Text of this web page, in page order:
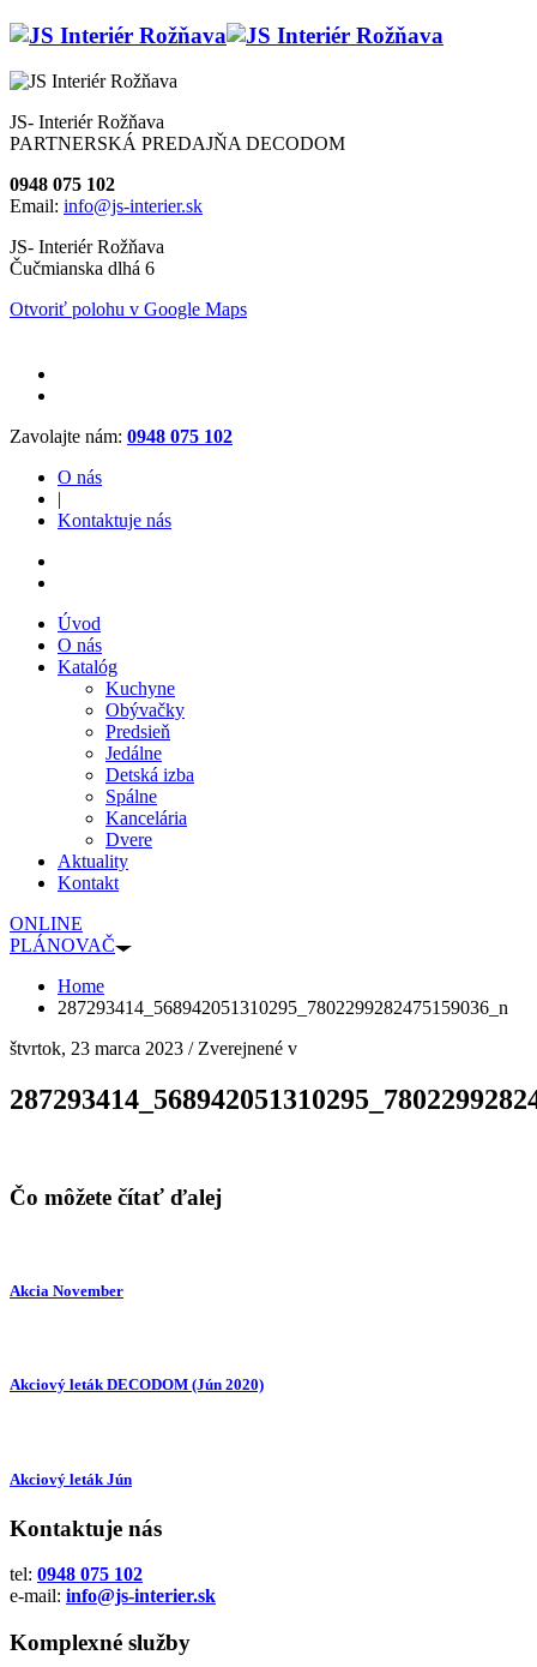
JS- Interiér Rožňava
PARTNERSKÁ PREDAJŇA DECODOM
0948 075 102
Email: info@js-interier.sk
JS- Interiér Rožňava
Čučmianska dlhá 6
Otvoriť polohu v Google Maps
Zavolajte nám: 0948 075 102
O nás
|
Kontaktuje nás
Úvod
O nás
Katalóg
Kuchyne
Obývačky
Predsieň
Jedálne
Detská izba
Spálne
Kancelária
Dvere
Aktuality
Kontakt
ONLINE
PLÁNOVAČ
Home
287293414_568942051310295_7802299282475159036_n
štvrtok, 23 marca 2023 /Zverejnené v
Čo môžete čítať ďalej
Akcia November
Akciový leták DECODOM (Jún 2020)
Akciový leták Jún
Kontaktuje nás
tel: 0948 075 102
e-mail: info@js-interier.sk
Komplexné služby